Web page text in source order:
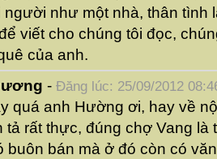
người như một nhà, thân tình
viết cho chúng tôi đọc,
của anh.
- Đăng lúc: 25/09/2012
quá anh Hường ơi, hay về
tả rất thực, đúng chợ Vang là
buôn bán mà ở đó còn có